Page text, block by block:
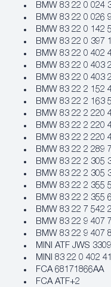
BMW 83 22 0 024
BMW 83 22 0 026
BMW 83 22 0 142
BMW 83 22 0 397
BMW 83 22 0 402
BMW 83 22 0 403
BMW 83 22 0 403
BMW 83 22 2 152
BMW 83 22 2 163
BMW 83 22 2 220
BMW 83 22 2 220
BMW 83 22 2 220
BMW 83 22 2 289
BMW 83 22 2 305
BMW 83 22 2 305
BMW 83 22 2 355
BMW 83 22 2 355
BMW 83 22 7 542
BMW 83 22 9 407
BMW 83 22 9 407
MINI ATF JWS 3309
MINI 83 22 0 402
FCA 68171866AA
FCA ATF+2